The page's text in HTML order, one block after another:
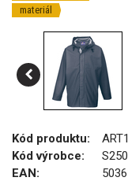
materiál
Kód produktu:
Kód výrobce:
EAN: